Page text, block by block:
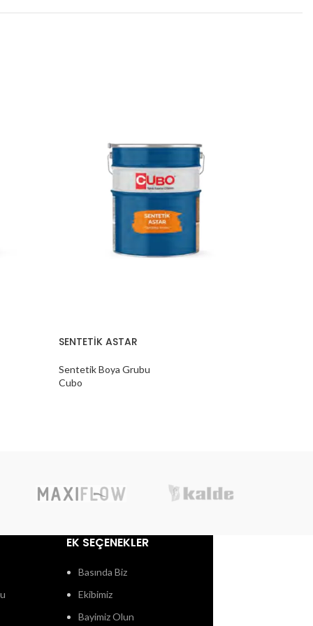
SENTETİK ASTAR
Sentetik Boya Grubu
Cubo
EK SEÇENEKLER
Basında Biz
Ekibimiz
Bayimiz Olun